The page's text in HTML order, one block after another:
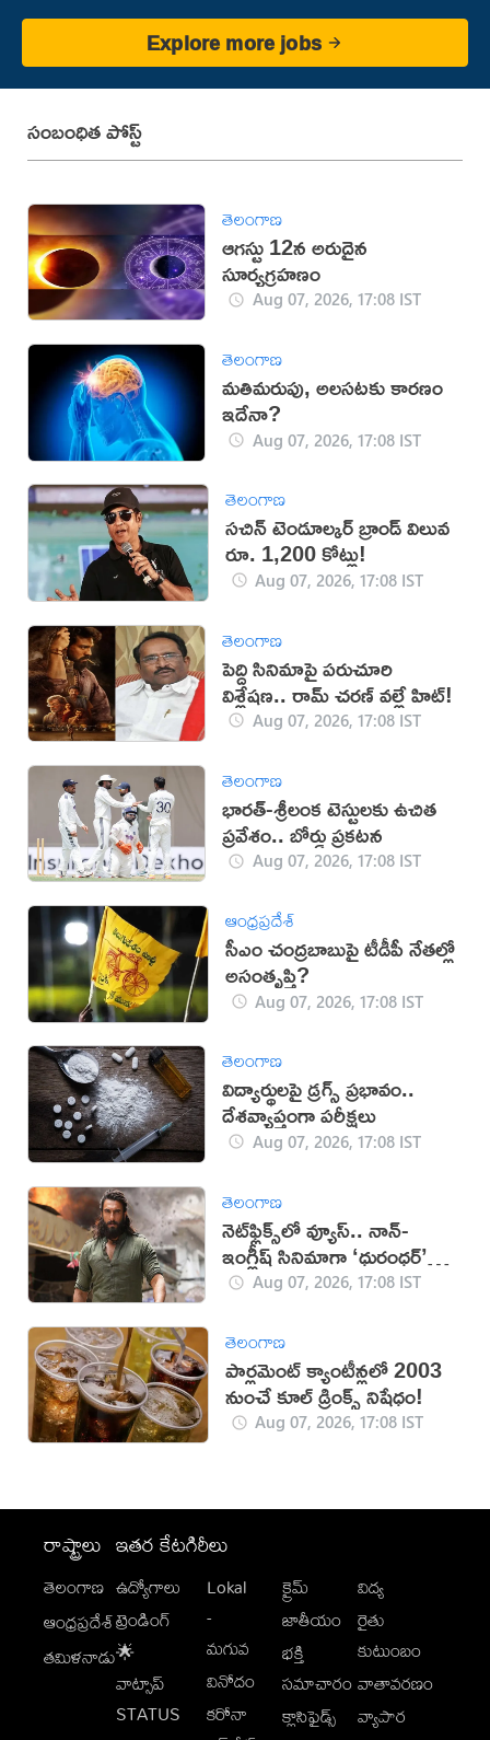
Explore more jobs
సంబంధిత పోస్ట్
తెలంగాణ
ఆగస్టు 12న అరుదైన
సూర్యగ్రహణం
Aug 07, 2026, 17:08 IST
తెలంగాణ
మతిమరుపు, అలసటకు కారణం
ఇదేనా?
Aug 07, 2026, 17:08 IST
తెలంగాణ
సచిన్ టెండూల్కర్ బ్రాండ్ విలువ
రూ. 1,200 కోట్లు!
Aug 07, 2026, 17:08 IST
తెలంగాణ
పెద్ది సినిమాపై పరుచూరి
విశ్లేషణ.. రామ్ చరణ్ వల్లే హిట్!
Aug 07, 2026, 17:08 IST
తెలంగాణ
భారత్-శ్రీలంక టెస్టులకు ఉచిత
ప్రవేశం.. బోర్డు ప్రకటన
Aug 07, 2026, 17:08 IST
ఆంధ్రప్రదేశ్
సీఎం చంద్రబాబుపై టీడీపీ నేతల్లో
అసంతృప్తి?
Aug 07, 2026, 17:08 IST
తెలంగాణ
విద్యార్థులపై డ్రగ్స్ ప్రభావం..
దేశవ్యాప్తంగా పరీక్షలు
Aug 07, 2026, 17:08 IST
తెలంగాణ
నెట్‌ఫ్లిక్స్‌లో వ్యూస్.. నాన్-
ఇంగ్లీష్ సినిమాగా ‘ధురంధర్’
రికార్డుAug 07, 2026, 17:08 IST
తెలంగాణ
పార్లమెంట్ క్యాంటీన్లలో 2003
నుంచే కూల్ డ్రింక్స్ నిషేధం!
Aug 07, 2026, 17:08 IST
రాష్ట్రాలు
తెలంగాణ
ఆంధ్రప్రదేశ్
తమిళనాడు
ఇతర కేటగిరీలు
ఉద్యోగాలు
ట్రెండింగ్
🌟
వాట్సాప్
STATUS
Lokal
-
మగువ
వినోదం
కరోనా
క్రైమ్
జాతీయం
భక్తి
సమాచారం
క్లాసిఫైడ్స్
విద్య
రైతు
కుటుంబం
వాతావరణం
వ్యాపార